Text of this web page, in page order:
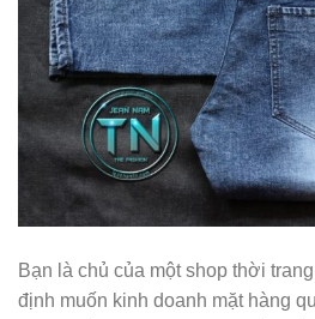
Bạn là chủ của một shop thời
định muốn kinh doanh mặt hàng